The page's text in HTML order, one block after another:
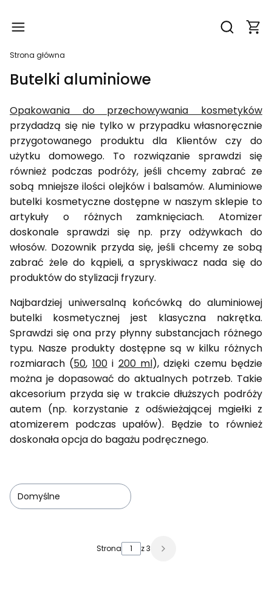
Otwórz
Strona główna
Butelki aluminiowe
Opakowania do przechowywania kosmetyków
przydadzą się nie tylko w przypadku własnoręcznie
przygotowanego produktu dla Klientów czy do
użytku domowego. To rozwiązanie sprawdzi się
również podczas podróży, jeśli chcemy zabrać ze
sobą mniejsze ilości olejków i balsamów. Aluminiowe
butelki kosmetyczne dostępne w naszym sklepie to
artykuły o różnych zamknięciach. Atomizer
doskonale sprawdzi się np. przy odżywkach do
włosów. Dozownik przyda się, jeśli chcemy ze sobą
zabrać żele do kąpieli, a spryskiwacz nada się do
produktów do stylizacji fryzury.
Najbardziej uniwersalną końcówką do aluminiowej
butelki kosmetycznej jest klasyczna nakrętka.
Sprawdzi się ona przy płynny substancjach różnego
typu. Nasze produkty dostępne są w kilku różnych
rozmiarach (50, 100i 200 ml), dzięki czemu będzie
można je dopasować do aktualnych potrzeb. Takie
akcesorium przyda się w trakcie dłuższych podróży
autem (np. korzystanie z odświeżającej mgiełki z
atomizerem podczas upałów). Będzie to również
doskonała opcja do bagażu podręcznego.
Domyślne
Strona z 3